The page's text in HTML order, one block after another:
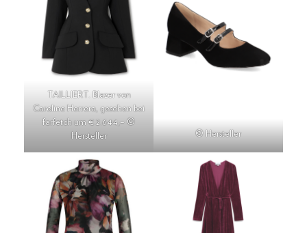
TAILLIERT. Blazer von
Caroline Herrera, gesehen bei
farfetch um € 2.644,– ©
Hersteller
© Hersteller